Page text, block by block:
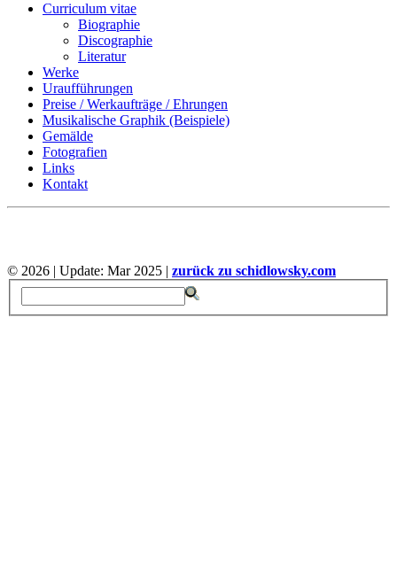
Curriculum vitae
Biographie
Discographie
Literatur
Werke
Uraufführungen
Preise / Werkaufträge / Ehrungen
Musikalische Graphik (Beispiele)
Gemälde
Fotografien
Links
Kontakt
© 2026 | Update: Mar 2025 | zurück zu schidlowsky.com